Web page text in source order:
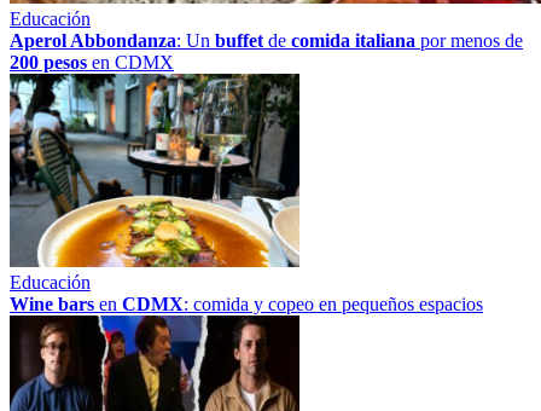
Educación
Aperol Abbondanza: Un buffet de comida italiana por menos de
200 pesos en CDMX
Educación
Wine bars en CDMX: comida y copeo en pequeños espacios